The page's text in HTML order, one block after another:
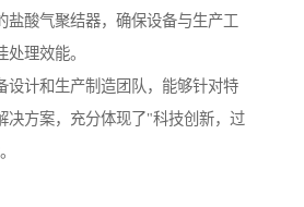
盐酸气聚结器，确保设备与生产工
理效能。
设计和生产制造团队，能够针对特
决方案，充分体现了"科技创新，过